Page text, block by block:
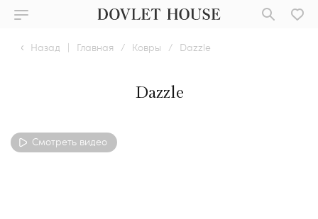
Назад | Главная / Ковры / Dazzle
Dazzle
Смотреть видео